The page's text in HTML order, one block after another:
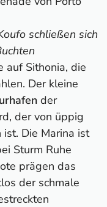
schließen sich
auf Sithonia, die
Der kleine
der
der von üppig
Die Marina ist
Sturm Ruhe
prägen das
der schmale